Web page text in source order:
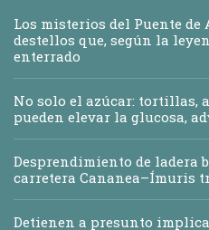
Los misterios del Puente de
destellos que, según la
enterrado
No solo el azúcar: tortillas,
pueden elevar la glucosa,
Desprendimiento de ladera
carretera Cananea–Ímuris
Detienen a presunto